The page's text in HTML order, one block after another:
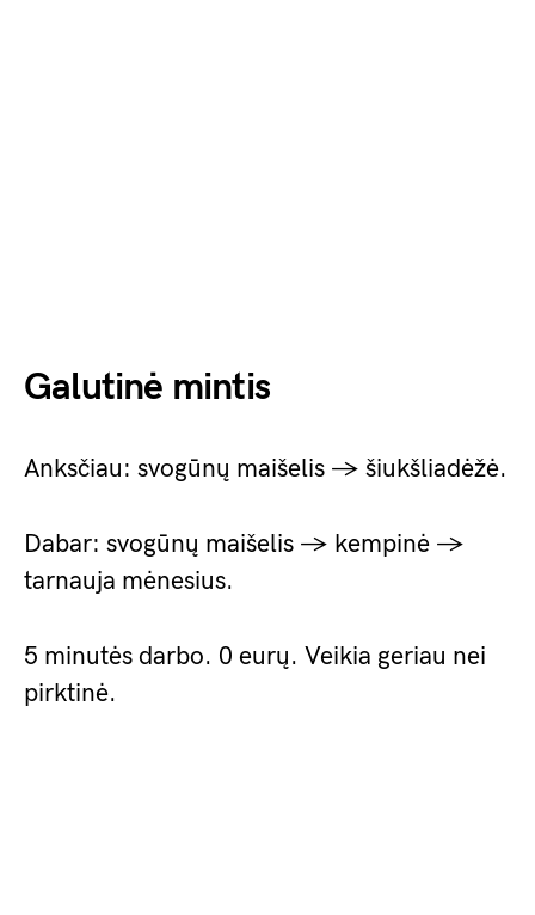
Galutinė mintis
Anksčiau: svogūnų maišelis → šiukšliadėžė.
Dabar: svogūnų maišelis → kempinė →
tarnauja mėnesius.
5 minutės darbo. 0 eurų. Veikia geriau nei
pirktinė.